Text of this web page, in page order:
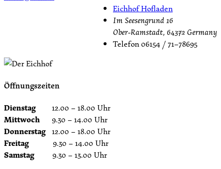
Eichhof Hofladen
Im Seesengrund 16
Ober-Ramstadt, 64372 Germany
Telefon06154 / 71–78695
Öffnungszeiten
Dienstag 12.00 – 18.00 Uhr
Mittwoch 9.30 – 14.00 Uhr
Donnerstag 12.00 – 18.00 Uhr
Freitag 9.30 – 14.00 Uhr
Samstag 9.30 – 13.00 Uhr